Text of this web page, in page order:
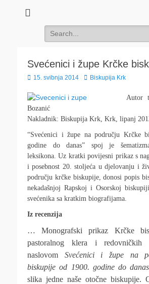
Search
for:
Svećenici i župe Krčke
Posted
15. svibnja 2014 Author
Biskupija Krk
Autor
Bozanić
Nakladnik: Biskupija Krk, Krk, lipanj
“Svećenici i župe na području Krčke
godine do danas” spoj je
leksikona. Uz kratki povijesni prikaz s
i posebnost 20. stoljeća u djelovanju i
području krčke biskupije, donosi popis
nekadašnjoj Rapskoj i Osorskoj
svećenika sa kratkim biografijama.
Iz recenzija
… Monografski prikaz Krčke
pastoralnog klera i redovničkih
naslovom Svećenici i župe na
biskupije od 1900. godine do
slika jedne naše otočne biskupije.